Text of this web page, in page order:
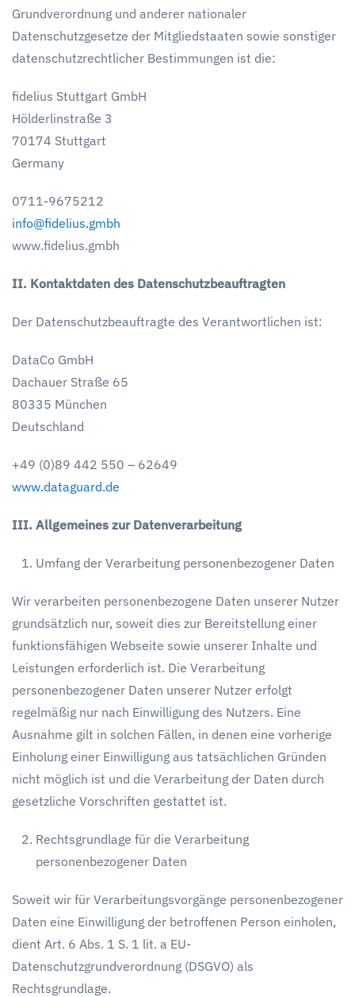
Grundverordnung und anderer nationaler
Datenschutzgesetze der Mitgliedstaaten sowie sonstiger
datenschutzrechtlicher Bestimmungen ist die:
fidelius Stuttgart GmbH
Hölderlinstraße 3
70174 Stuttgart
Germany
0711-9675212
info@fidelius.gmbh
www.fidelius.gmbh
II. Kontaktdaten des Datenschutzbeauftragten
Der Datenschutzbeauftragte des Verantwortlichen ist:
DataCo GmbH
Dachauer Straße 65
80335 München
Deutschland
+49 (0)89 442 550 – 62649
www.dataguard.de
III. Allgemeines zur Datenverarbeitung
Umfang der Verarbeitung personenbezogener Daten
Wir verarbeiten personenbezogene Daten unserer Nutzer
grundsätzlich nur, soweit dies zur Bereitstellung einer
funktionsfähigen Webseite sowie unserer Inhalte und
Leistungen erforderlich ist. Die Verarbeitung
personenbezogener Daten unserer Nutzer erfolgt
regelmäßig nur nach Einwilligung des Nutzers. Eine
Ausnahme gilt in solchen Fällen, in denen eine vorherige
Einholung einer Einwilligung aus tatsächlichen Gründen
nicht möglich ist und die Verarbeitung der Daten durch
gesetzliche Vorschriften gestattet ist.
Rechtsgrundlage für die Verarbeitung
personenbezogener Daten
Soweit wir für Verarbeitungsvorgänge personenbezogener
Daten eine Einwilligung der betroffenen Person einholen,
dient Art. 6 Abs. 1 S. 1 lit. a EU-
Datenschutzgrundverordnung (DSGVO) als
Rechtsgrundlage.